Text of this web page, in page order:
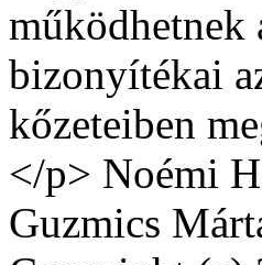
működhetnek
bizonyítékai
kőzeteiben
</p> Noémi
Guzmics